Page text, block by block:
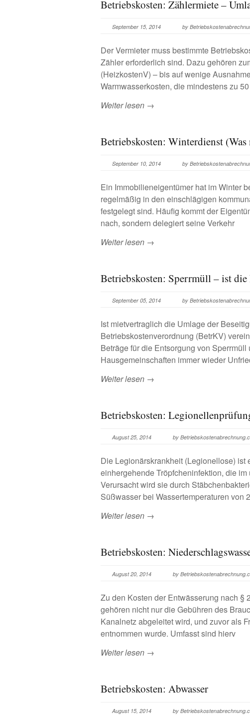
Betriebskosten: Zählermiete –
September 15, 2014 by
Der Vermieter muss bestimmte
Zähler erforderlich sind. Dazu gehören
(HeizkostenV) – bis auf wenige
Warmwasserkosten, die mindestens zu
Weiter lesen →
Betriebskosten: Winterdienst
September 10, 2014 by
Ein Immobilieneigentümer hat im Winter
regelmäßig in den einschlägigen
festgelegt sind. Häufig kommt der
nach, sondern delegiert seine Verkehr
Weiter lesen →
Betriebskosten: Sperrmüll – ist
September 05, 2014 by
Ist mietvertraglich die Umlage der
Betriebskostenverordnung (BetrKV)
Beträge für die Entsorgung von
Hausgemeinschaften immer wieder
Weiter lesen →
Betriebskosten:
August 25, 2014 by
Die Legionärskrankheit (Legionellose) ist
einhergehende Tröpfcheninfektion, die
Verursacht wird sie durch
Süßwasser bei Wassertemperaturen von
Weiter lesen →
Betriebskosten:
August 20, 2014 by
Zu den Kosten der Entwässerung nach §
gehören nicht nur die Gebühren des
Kanalnetz abgeleitet wird, und zuvor als
entnommen wurde. Umfasst sind hierv
Weiter lesen →
Betriebskosten: Abwasser
August 15, 2014 by